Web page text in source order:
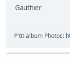
Gauthier
P'tit album Photos: